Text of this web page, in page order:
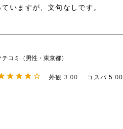
いますが、文句なしです。
コミ（男性・東京都）
外観 3.00 コスパ 5.00